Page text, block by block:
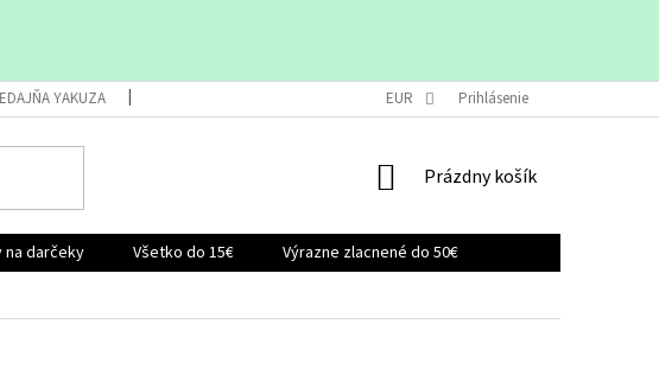
YAKUZA OBCHODNÉ PODMIENKY
EUR Prihlásenie
NÁKUPNÝ
Prázdny košík
na darčeky Všetko do 15€
Výrazne zlacnené do 50€